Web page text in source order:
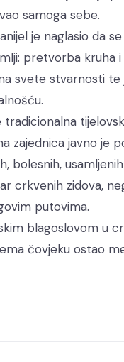
samoga sebe.
je naglasio da
pretvorba kruha
svete stvarnosti
zajednica javno je
bolesnih,
crkvenih zidova,
putovima.
blagoslovom u
čovjeku ostao